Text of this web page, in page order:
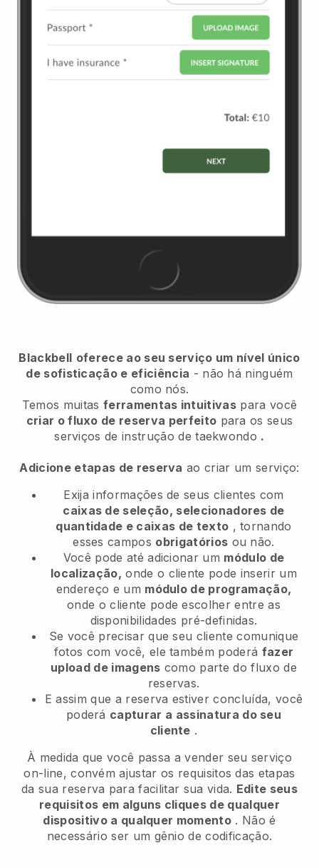
Blackbell oferece ao seu serviço um nível único
de sofisticação e eficiência - não há ninguém
como nós.
Temos muitas ferramentas intuitivas para você
criar o fluxo de reserva perfeito para os seus
serviços de instrução de taekwondo .
Adicione etapas de reserva ao criar um serviço:
Exija informações de seus clientes com
caixas de seleção, selecionadores de
quantidade e caixas de texto , tornando
esses campos obrigatórios ou não.
Você pode até adicionar um módulo de
localização, onde o cliente pode inserir um
endereço e um módulo de programação,
onde o cliente pode escolher entre as
disponibilidades pré-definidas.
Se você precisar que seu cliente comunique
fotos com você, ele também poderá fazer
upload de imagens como parte do fluxo de
reservas.
E assim que a reserva estiver concluída, você
poderá capturar a assinatura do seu
cliente .
À medida que você passa a vender seu serviço
on-line, convém ajustar os requisitos das etapas
da sua reserva para facilitar sua vida. Edite seus
requisitos em alguns cliques de qualquer
dispositivo a qualquer momento . Não é
necessário ser um gênio de codificação.